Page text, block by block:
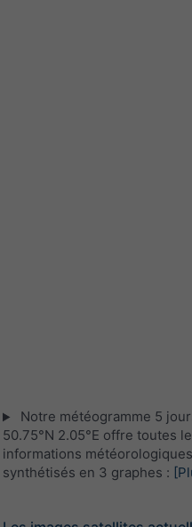
Notre météogramme 5
50.75°N 2.05°E offre toutes
informations météorologiques
synthétisés en 3 graphes :